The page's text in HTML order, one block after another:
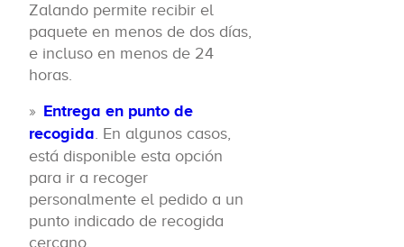
Zalando permite recibir el
paquete en menos de dos días,
e incluso en menos de 24
horas.
Entrega en punto de
recogida . En algunos casos,
está disponible esta opción
para ir a recoger
personalmente el pedido a un
punto indicado de recogida
cercano.